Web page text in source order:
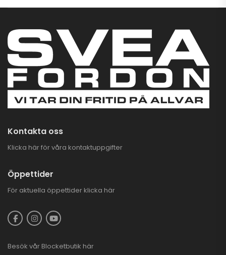
7.995,00kr
8.600 krCFMoto CForce XC
850/1000 TJD
Bandsats XGEN 4S
59.900,00
kr
68.500,00kr
CFMOTO Plogarm
Flex
Kontakta oss
Klicka här för våra kontaktuppgifter
Öppettider
För aktuella öppettider klicka här
Besök vår Blocketbutik här